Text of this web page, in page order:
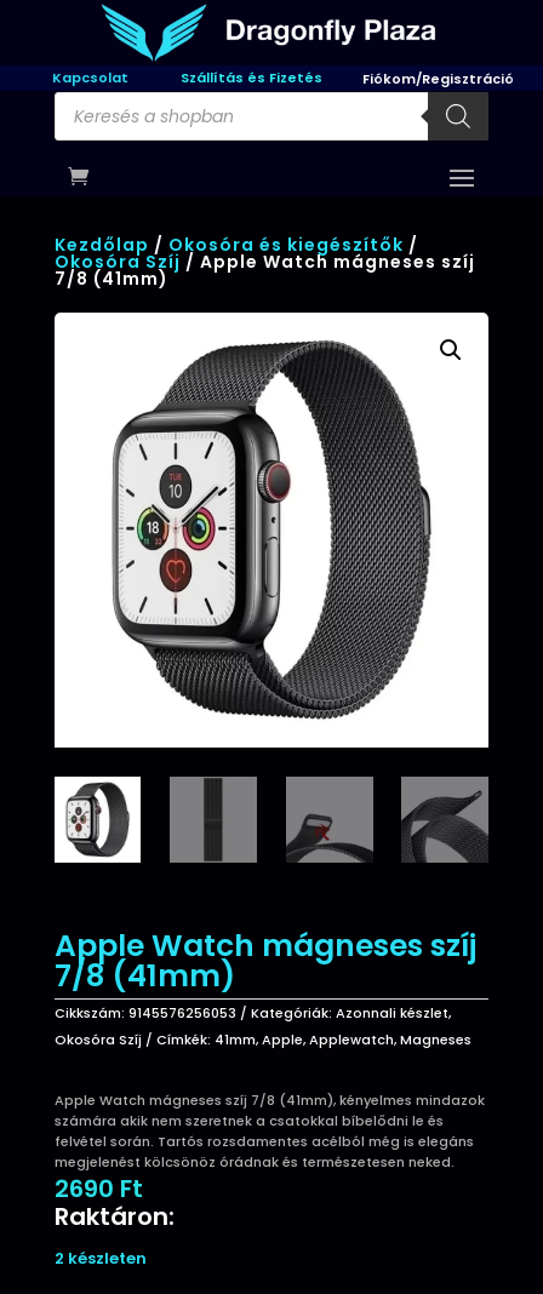
Kapcsolat Szállítás és Fizetés Fiókom/Regisztráció
Products
search
Kezdőlap / Okosóra és kiegészítők /
Okosóra Szíj / Apple Watch mágneses szíj
7/8 (41mm)
Apple Watch mágneses szíj
7/8 (41mm)
Cikkszám: 9145576256053 Kategóriák: Azonnali készlet,
Okosóra Szíj
Címkék: 41mm,Apple,Applewatch,Magneses
Apple Watch mágneses szíj 7/8 (41mm), kényelmes mindazok
számára akik nem szeretnek a csatokkal bíbelődni le és
felvétel során. Tartós rozsdamentes acélból még is elegáns
megjelenést kölcsönöz órádnak és természetesen neked.
2690 Ft
Raktáron:
2 készleten